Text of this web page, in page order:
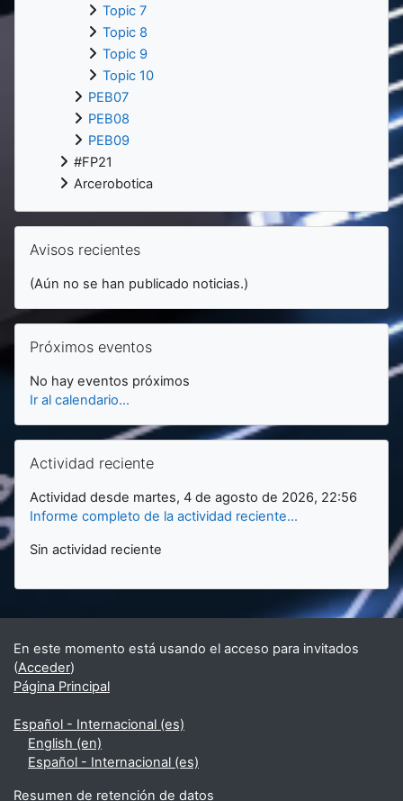
Topic 7
Topic 8
Topic 9
Topic 10
PEB07
PEB08
PEB09
#FP21
Arcerobotica
Salta Avisos recientes
Avisos recientes
(Aún no se han publicado noticias.)
Salta Próximos eventos
Próximos eventos
No hay eventos próximos
Ir al calendario...
Salta Actividad reciente
Actividad reciente
Actividad desde martes, 4 de agosto de 2026, 22:56
Informe completo de la actividad reciente...
Sin actividad reciente
En este momento está usando el acceso para invitados
(Acceder)
Página Principal
Español - Internacional ‎(es)‎
English ‎(en)‎
Español - Internacional ‎(es)‎
Resumen de retención de datos